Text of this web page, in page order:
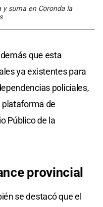
suma en Coronda la
que esta
ya existentes para
policiales,
plataforma de
Público de la
provincial
se destacó que el